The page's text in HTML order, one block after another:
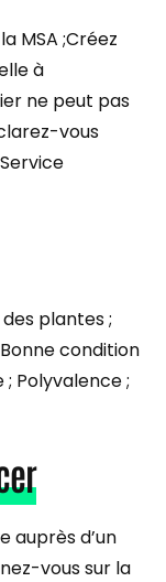
MSA ;Créez
à
ne peut pas
vous
plantes ;
condition
Polyvalence ;
auprès d’un
vous sur la